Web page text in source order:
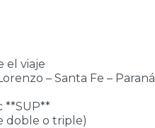
el viaje
– Santa Fe – Paraná
**SUP**
doble o triple)